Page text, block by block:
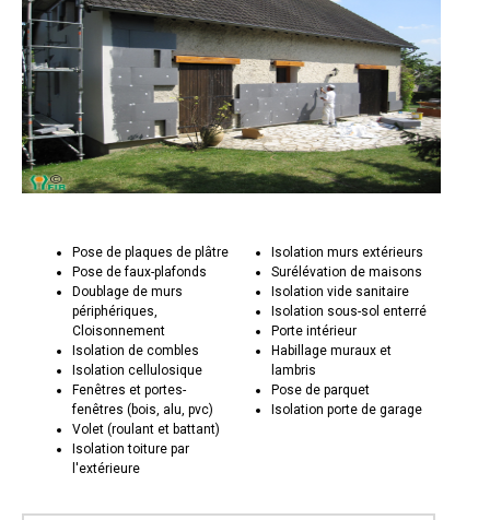
Pose de plaques de plâtre
Pose de faux-plafonds
Doublage de murs
périphériques,
Cloisonnement
Isolation de combles
Isolation cellulosique
Fenêtres et portes-
fenêtres (bois, alu, pvc)
Volet (roulant et battant)
Isolation toiture par
l'extérieure
Isolation murs extérieurs
Surélévation de maisons
Isolation vide sanitaire
Isolation sous-sol enterré
Porte intérieur
Habillage muraux et
lambris
Pose de parquet
Isolation porte de garage